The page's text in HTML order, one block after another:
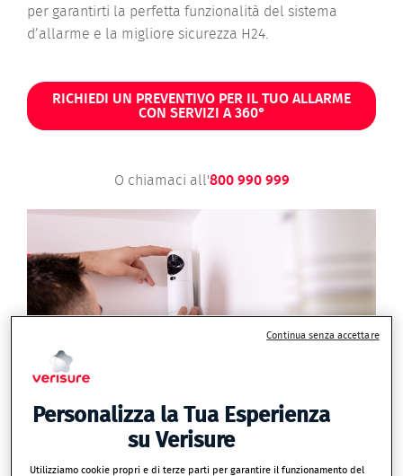
per garantirti la perfetta funzionalità del sistema
d’allarme e la migliore sicurezza H24.
RICHIEDI UN PREVENTIVO PER IL TUO ALLARME
CON SERVIZI A 360°
O chiamaci all'800 990 999
GARANZIA VERISURE: COSA INCLUDE
Personalizza la Tua Esperienza
su Verisure
Utilizziamo cookie propri e di terze parti per garantire il funzionamento del
Continua senza accettare